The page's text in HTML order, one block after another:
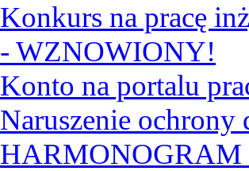
Konkurs na pracę
- WZNOWIONY!
Konto na portalu
Naruszenie ochrony